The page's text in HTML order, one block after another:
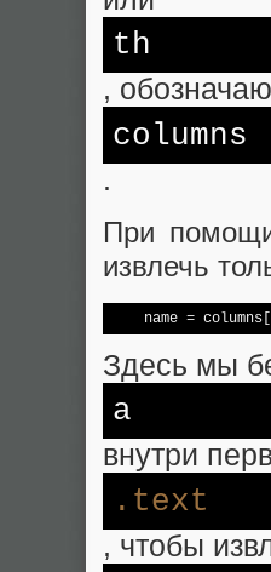
th
,
columns
.
При
извлечь
    name = columns[
Здесь мы
a
внутри
.text
, чтобы